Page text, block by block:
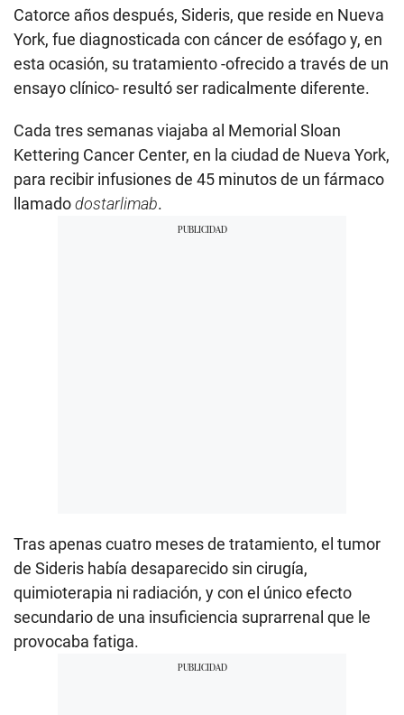
Catorce años después, Sideris, que reside en Nueva
York, fue diagnosticada con cáncer de esófago y, en
esta ocasión, su tratamiento -ofrecido a través de un
ensayo clínico- resultó ser radicalmente diferente.
Cada tres semanas viajaba al Memorial Sloan
Kettering Cancer Center, en la ciudad de Nueva York,
para recibir infusiones de 45 minutos de un fármaco
llamadodostarlimab.
Tras apenas cuatro meses de tratamiento, el tumor
de Sideris había desaparecido sin cirugía,
quimioterapia ni radiación, y con el único efecto
secundario de una insuficiencia suprarrenal que le
provocaba fatiga.